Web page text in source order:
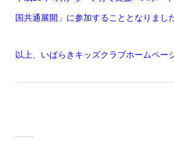
国共通展開」に参加することとなりました
以上、 いばらきキッズクラブホームペー